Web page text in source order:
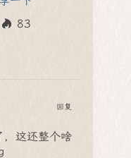
83
回复
，这还整个啥